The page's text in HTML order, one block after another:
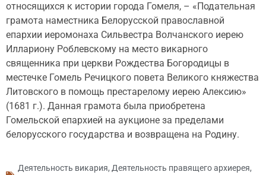
относящихся к истории города Гомеля, – «Подательная
грамота наместника Белорусской православной
епархии иеромонаха Сильвестра Волчанского иерею
Иллариону Роблевскому на место викарного
священника при церкви Рождества Богородицы в
местечке Гомель Речицкого повета Великого княжества
Литовского в помощь престарелому иерею Алексию»
(1681 г.). Данная грамота была приобретена
Гомельской епархией на аукционе за пределами
белорусского государства и возвращена на Родину.
Деятельность викария, Деятельность правящего архиерея,